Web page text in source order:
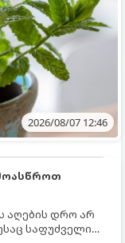
2026/08/07 12:46
აღების დრო არ
საფუძველი